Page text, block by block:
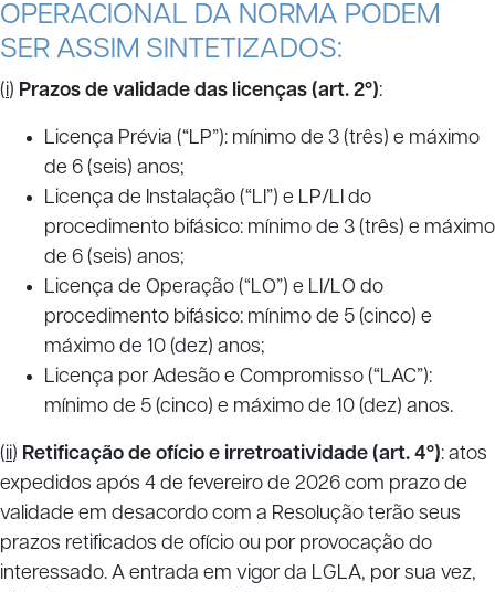
OPERACIONAL DA NORMA PODEM
SER ASSIM SINTETIZADOS:
(i) Prazos de validade das licenças (art. 2º):
Licença Prévia (“LP”): mínimo de 3 (três) e máximo
de 6 (seis) anos;
Licença de Instalação (“LI”) e LP/LI do
procedimento bifásico: mínimo de 3 (três) e máximo
de 6 (seis) anos;
Licença de Operação (“LO”) e LI/LO do
procedimento bifásico: mínimo de 5 (cinco) e
máximo de 10 (dez) anos;
Licença por Adesão e Compromisso (“LAC”):
mínimo de 5 (cinco) e máximo de 10 (dez) anos.
(ii) Retificação de ofício e irretroatividade (art. 4º): atos
expedidos após 4 de fevereiro de 2026 com prazo de
validade em desacordo com a Resolução terão seus
prazos retificados de ofício ou por provocação do
interessado. A entrada em vigor da LGLA, por sua vez,